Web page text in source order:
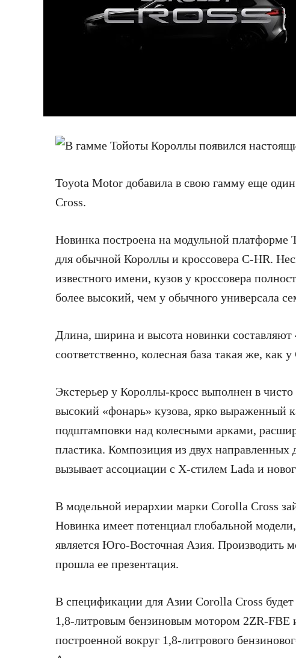
Toyota Motor добавила в свою гамму еще
Cross.
Новинка построена на модульной платформе
для обычной Короллы и кроссовера C-HR.
известного имени, кузов у кроссовера
более высокий, чем у обычного универсала
Длина, ширина и высота новинки
соответственно, колесная база такая же,
Экстерьер у Короллы-кросс выполнен в
высокий «фонарь» кузова, ярко выраженный
подштамповки над колесными арками,
пластика. Композиция из двух направленных
вызывает ассоциации с X-стилем Lada и
В модельной иерархии марки Corolla Cross
Новинка имеет потенциал глобальной
является Юго-Восточная Азия. Производить
прошла ее презентация.
В спецификации для Азии Corolla Cross будет
1,8-литровым бензиновым мотором 2ZR-FBE
построенной вокруг 1,8-литрового